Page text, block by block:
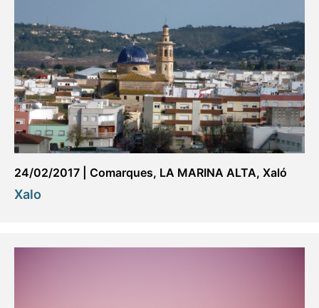
24/02/2017 Comarques, LA MARINA ALTA, Xaló
Xalo